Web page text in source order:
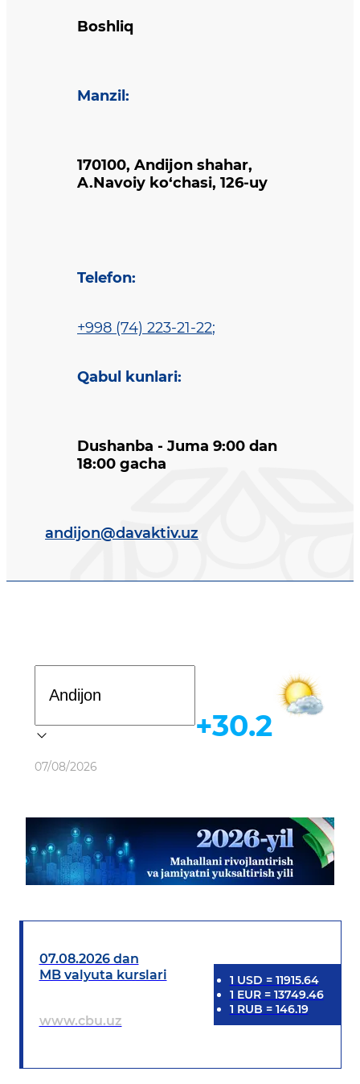
Boshliq
Manzil :
170100, Andijon shahar,
A.Navoiy ko‘chasi, 126-uy
Telefon:
+998 (74) 223-21-22;
Qabul kunlari:
Dushanba - Juma 9:00 dan
18:00 gacha
andijon@davaktiv.uz
Ob-havo
07/08/2026
+30.2
07.08.2026 dan
MB valyuta kurslari
www.cbu.uz
1 USD = 11915.64
1 EUR= 13749.46
1 RUB = 146.19